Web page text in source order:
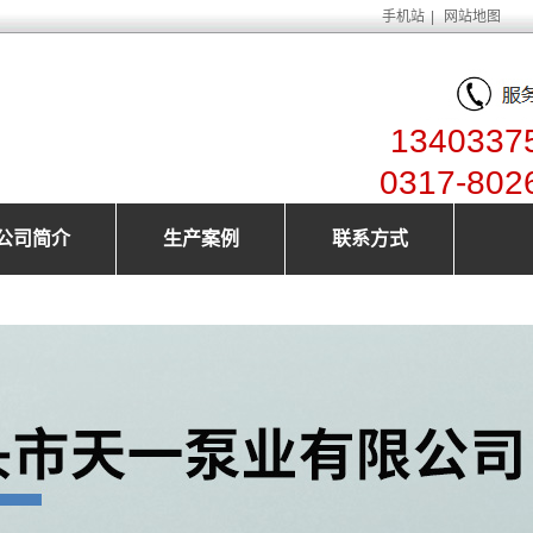
手机站 网站地图
0317-
司简介 生产案例 联系方式